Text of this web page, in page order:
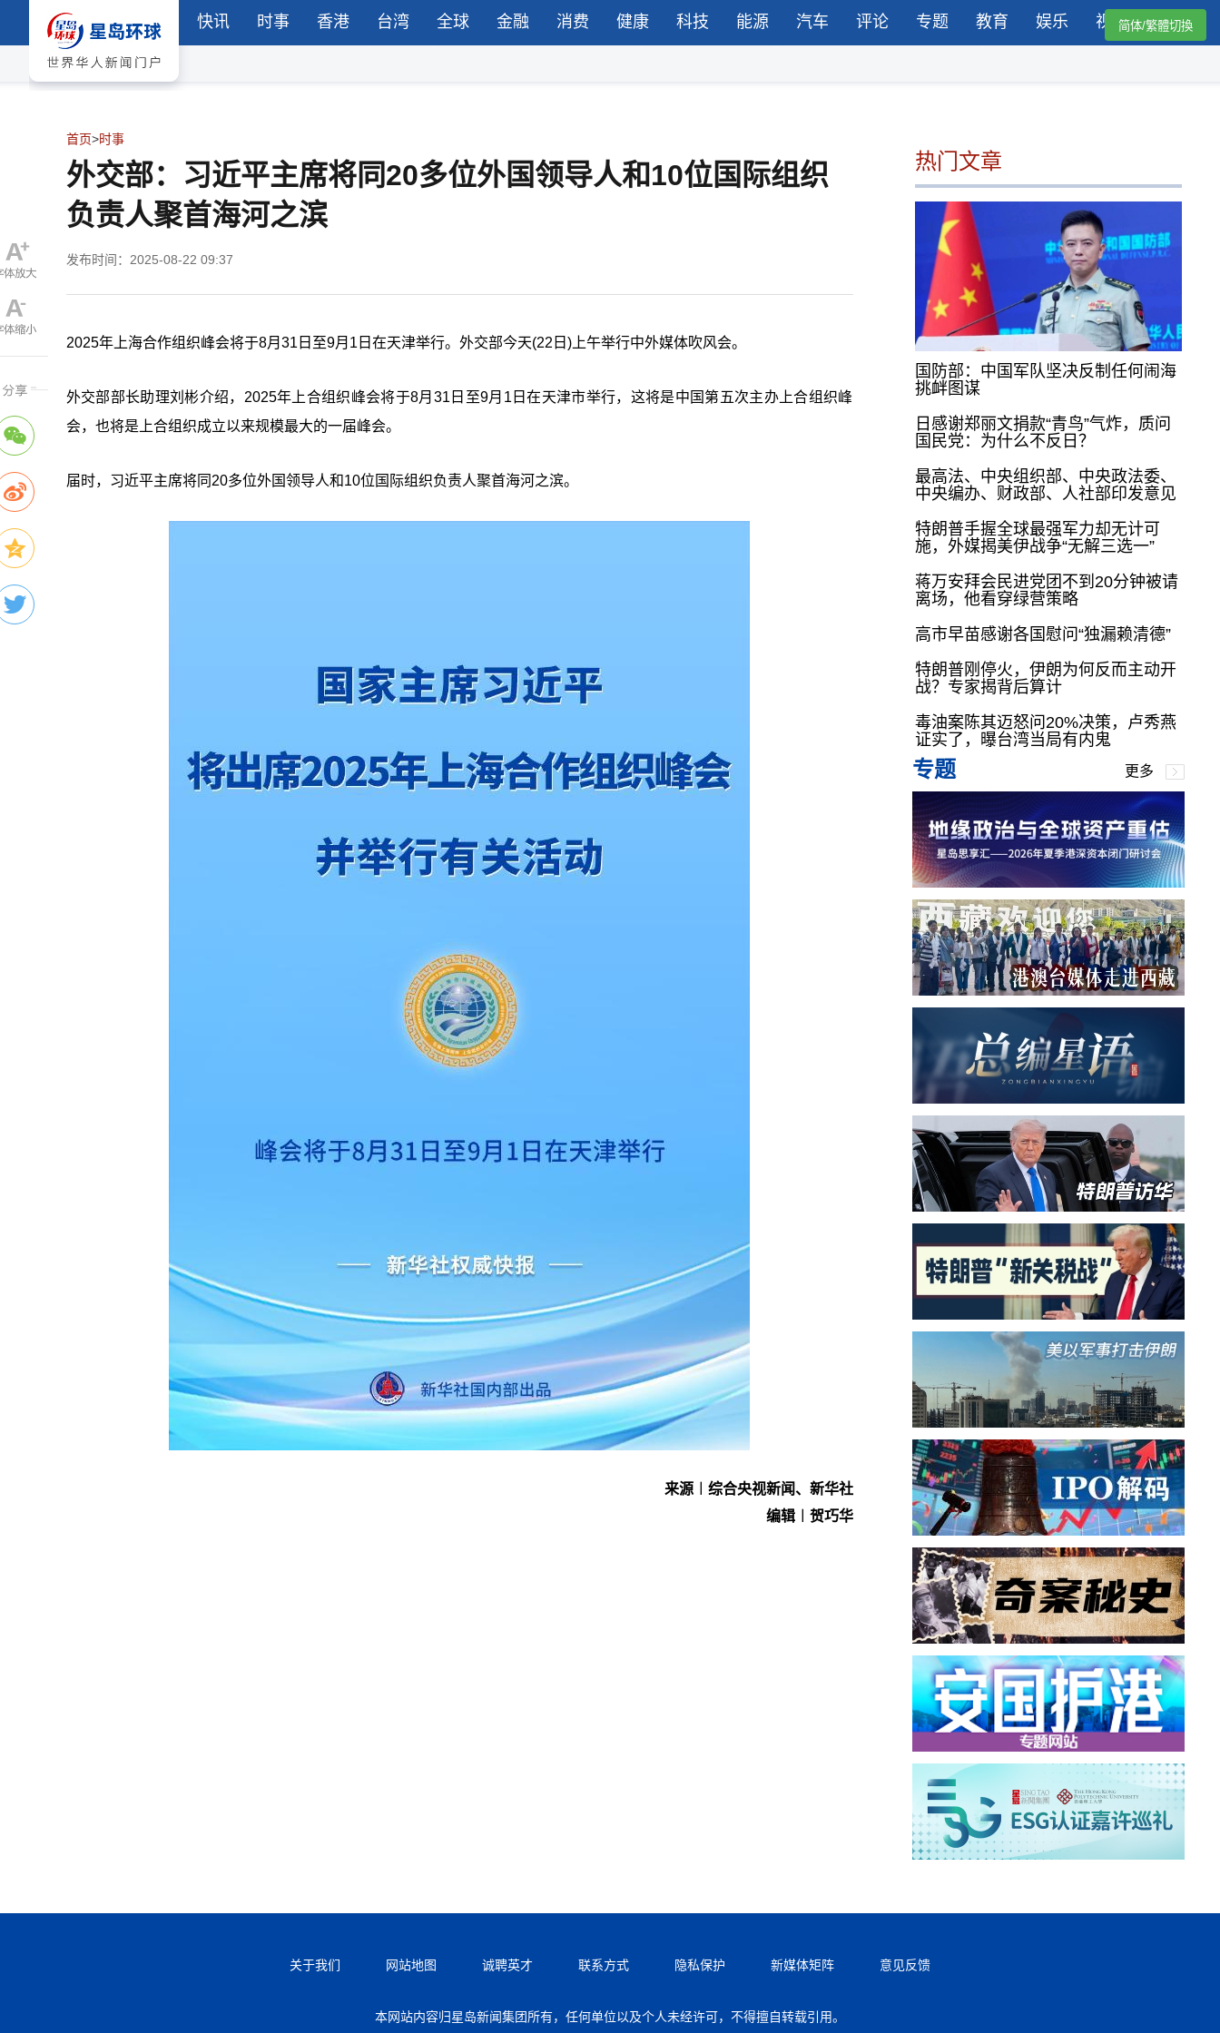
快讯 时事 香港 台湾 全球 金融 消费 健康 科技 能源 汽车 评论 专题 教育 娱乐 视频简体/繁體切換
首页>时事
外交部：习近平主席将同20多位外国领导人和10位国际组织
负责人聚首海河之滨
发布时间：2025-08-22 09:37
2025年上海合作组织峰会将于8月31日至9月1日在天津举行。外交部今天(22日)上午举行中外媒体吹风会。
外交部部长助理刘彬介绍，2025年上合组织峰会将于8月31日至9月1日在天津市举行，这将是中国第五次主办上合组织峰
会，也将是上合组织成立以来规模最大的一届峰会。
届时，习近平主席将同20多位外国领导人和10位国际组织负责人聚首海河之滨。
来源︱综合央视新闻、新华社
编辑︱贺巧华
热门文章
国防部：中国军队坚决反制任何闹海
挑衅图谋
日感谢郑丽文捐款“青鸟”气炸，质问
国民党：为什么不反日？
最高法、中央组织部、中央政法委、
中央编办、财政部、人社部印发意见
特朗普手握全球最强军力却无计可
施，外媒揭美伊战争“无解三选一”
蒋万安拜会民进党团不到20分钟被请
离场，他看穿绿营策略
高市早苗感谢各国慰问“独漏赖清德”
特朗普刚停火，伊朗为何反而主动开
战？专家揭背后算计
毒油案陈其迈怒问20%决策，卢秀燕
证实了，曝台湾当局有内鬼
专题 更多
关于我们 网站地图 诚聘英才 联系方式 隐私保护 新媒体矩阵 意见反馈
本网站内容归星岛新闻集团所有，任何单位以及个人未经许可，不得擅自转载引用。